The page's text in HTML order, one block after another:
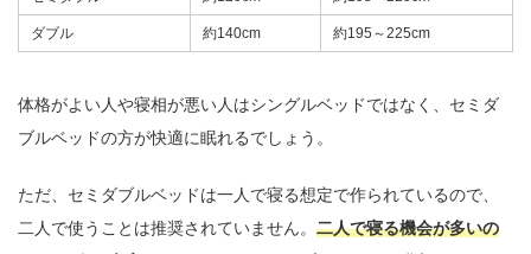
ダブル 約140cm 約195～225cm
体格がよい人や寝相が悪い人はシングルベッドではなく、セミダ
ブルベッドの方が快適に眠れるでしょう。
ただ、セミダブルベッドは一人で寝る想定で作られているので、
二人で使うことは推奨されていません。 二人で寝る機会が多いの